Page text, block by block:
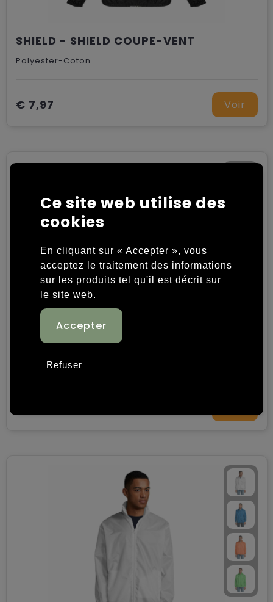
SHIELD - SHIELD COUPE-VENT
Polyester-Coton
€ 7,97 Voir
Ce site web utilise des
cookies
En cliquant sur « Accepter », vous
acceptez le traitement des informations
sur les produits tel qu'il est décrit sur
le site web.
Refuser